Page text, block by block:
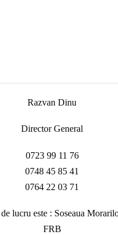
Razvan Dinu
Director General
0723 99 11 76
0748 45 85 41
0764 22 03 71
lucru este : Soseaua
FRB